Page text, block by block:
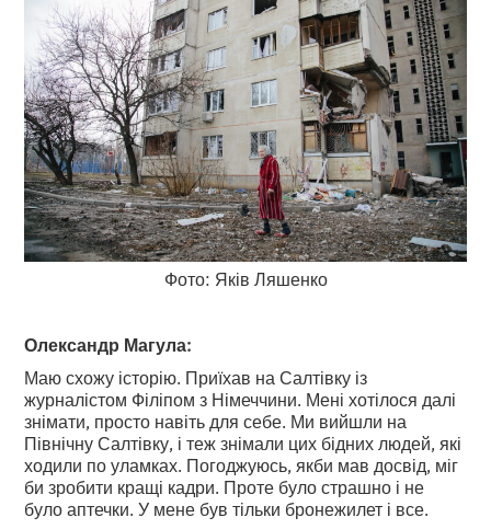
Фото: Яків Ляшенко
Олександр Магула:
Маю схожу історію. Приїхав на Салтівку із
журналістом Філіпом з Німеччини. Мені хотілося далі
знімати, просто навіть для себе. Ми вийшли на
Північну Салтівку, і теж знімали цих бідних людей, які
ходили по уламках. Погоджуюсь, якби мав досвід, міг
би зробити кращі кадри. Проте було страшно і не
було аптечки. У мене був тільки бронежилет і все.